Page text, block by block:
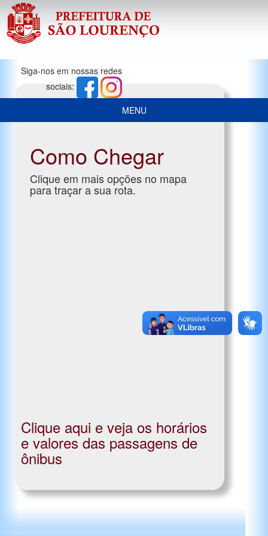
Siga-nos em nossas redes
sociais:
MENU
Como Chegar
Clique em mais opções no mapa
para traçar a sua rota.
Clique aqui e veja os horários
e valores das passagens de
ônibus